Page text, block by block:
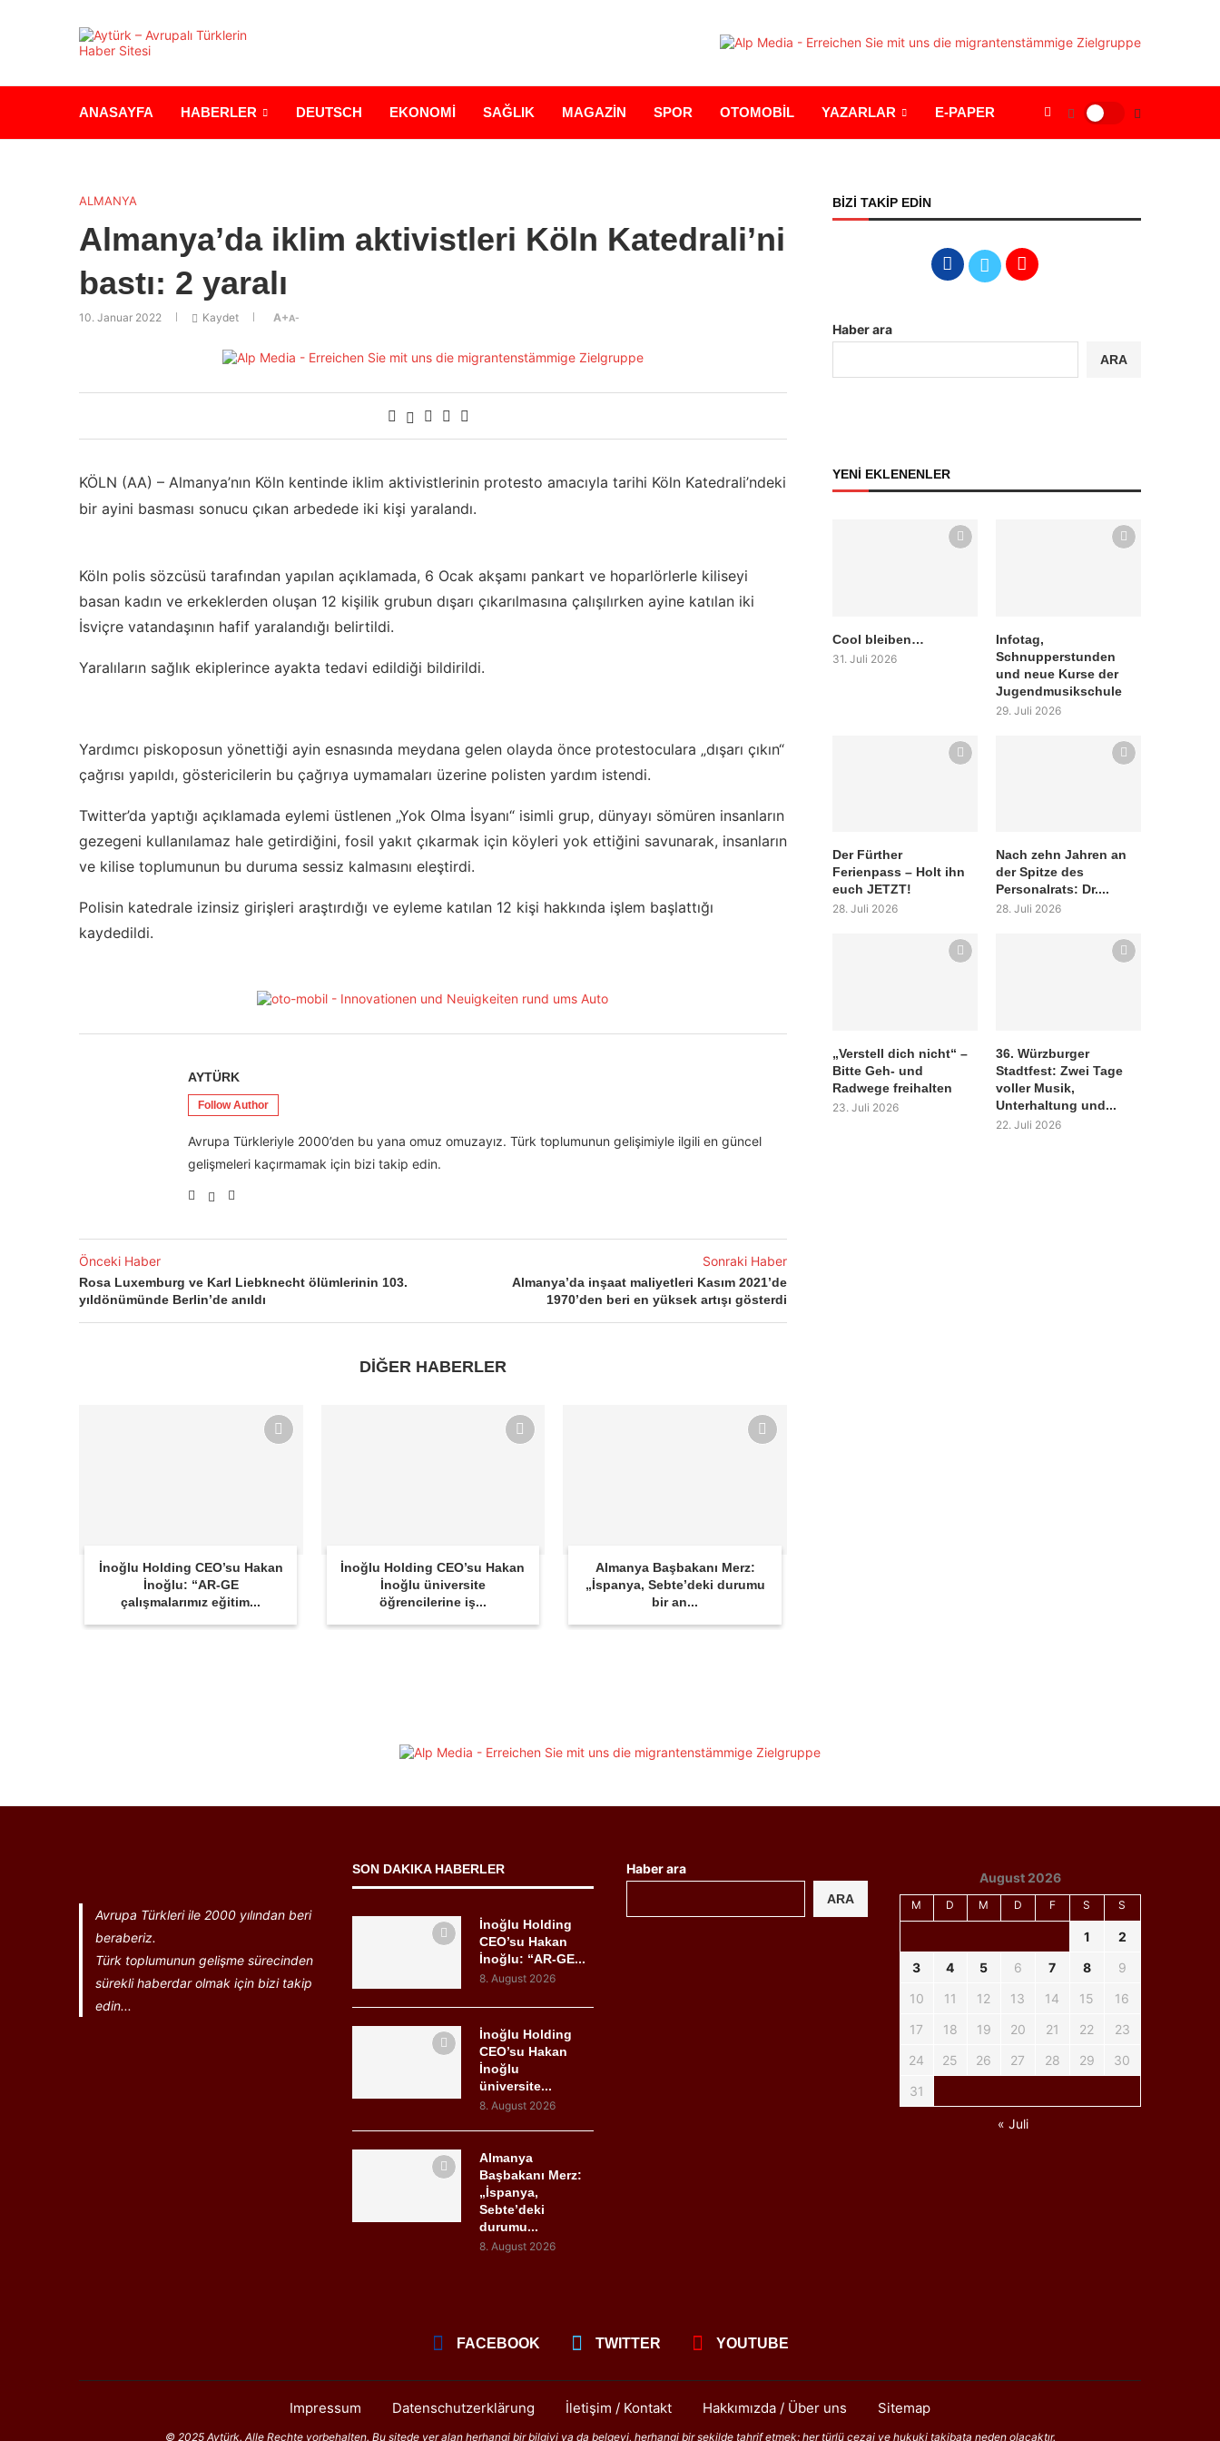
ANASAYFA HABERLER DEUTSCH EKONOMİ SAĞLIK MAGAZİN SPOR OTOMOBİL YAZARLAR E-PAPER
ALMANYA
Almanya’da iklim aktivistleri Köln Katedrali’ni
bastı: 2 yaralı
10. Januar 2022 Kaydet A+A-
KÖLN (AA) – Almanya’nın Köln kentinde iklim aktivistlerinin protesto amacıyla tarihi Köln Katedrali’ndeki
bir ayini basması sonucu çıkan arbedede iki kişi yaralandı.
Köln polis sözcüsü tarafından yapılan açıklamada, 6 Ocak akşamı pankart ve hoparlörlerle kiliseyi
basan kadın ve erkeklerden oluşan 12 kişilik grubun dışarı çıkarılmasına çalışılırken ayine katılan iki
İsviçre vatandaşının hafif yaralandığı belirtildi.
Yaralıların sağlık ekiplerince ayakta tedavi edildiği bildirildi.
Yardımcı piskoposun yönettiği ayin esnasında meydana gelen olayda önce protestoculara „dışarı çıkın“
çağrısı yapıldı, göstericilerin bu çağrıya uymamaları üzerine polisten yardım istendi.
Twitter’da yaptığı açıklamada eylemi üstlenen „Yok Olma İsyanı“ isimli grup, dünyayı sömüren insanların
gezegeni kullanılamaz hale getirdiğini, fosil yakıt çıkarmak için köyleri yok ettiğini savunarak, insanların
ve kilise toplumunun bu duruma sessiz kalmasını eleştirdi.
Polisin katedrale izinsiz girişleri araştırdığı ve eyleme katılan 12 kişi hakkında işlem başlattığı
kaydedildi.
AYTÜRK
Follow Author
Avrupa Türkleriyle 2000’den bu yana omuz omuzayız. Türk toplumunun gelişimiyle ilgili en güncel
gelişmeleri kaçırmamak için bizi takip edin.
Önceki Haber
Rosa Luxemburg ve Karl Liebknecht ölümlerinin 103.
yıldönümünde Berlin’de anıldı
Sonraki Haber
Almanya’da inşaat maliyetleri Kasım 2021’de
1970’den beri en yüksek artışı gösterdi
DİĞER HABERLER
İnoğlu Holding CEO’su Hakan
İnoğlu: “AR-GE
çalışmalarımız eğitim...
İnoğlu Holding CEO’su Hakan
İnoğlu üniversite
öğrencilerine iş...
Almanya Başbakanı Merz:
„İspanya, Sebte’deki durumu
bir an...
BİZİ TAKİP EDİN
Haber ara
ARA
YENİ EKLENENLER
Cool bleiben…
31. Juli 2026
Infotag,
Schnupperstunden
und neue Kurse der
Jugendmusikschule
29. Juli 2026
Der Fürther
Ferienpass – Holt ihn
euch JETZT!
28. Juli 2026
Nach zehn Jahren an
der Spitze des
Personalrats: Dr....
28. Juli 2026
„Verstell dich nicht“ –
Bitte Geh- und
Radwege freihalten
23. Juli 2026
36. Würzburger
Stadtfest: Zwei Tage
voller Musik,
Unterhaltung und...
22. Juli 2026
Avrupa Türkleri ile 2000 yılından beri
beraberiz.
Türk toplumunun gelişme sürecinden
sürekli haberdar olmak için bizi takip
edin...
SON DAKIKA HABERLER
İnoğlu Holding
CEO’su Hakan
İnoğlu: “AR-GE...
8. August 2026
İnoğlu Holding
CEO’su Hakan
İnoğlu
üniversite...
8. August 2026
Almanya
Başbakanı Merz:
„İspanya,
Sebte’deki
durumu...
8. August 2026
Haber ara
ARA
August 2026
M D M D F S S
1
2
3
4 5 6 7 8
9
10
11 12 13 14 15
16
17
18 19 20 21 22
23
24
25 26 27 28 29
30
31
« Juli
FACEBOOK TWITTER YOUTUBE
Impressum Datenschutzerklärung İletişim / Kontakt Hakkımızda / Über uns Sitemap
© 2025 Aytürk. Alle Rechte vorbehalten. Bu sitede yer alan herhangi bir bilgiyi ya da belgeyi, herhangi bir şekilde tahrif etmek; her türlü cezai ve hukuki takibata neden olacaktır.